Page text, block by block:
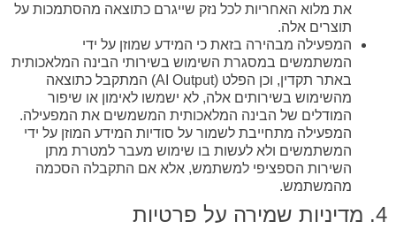
את מלוא האחריות לכל נזק שייגרם כתוצאה מהסתמכות על
תוצרים אלה.
המפעילה מבהירה בזאת כי המידע שמוזן על ידי
המשתמשים במסגרת השימוש בשירותי הבינה המלאכותית
באתר תקדין, וכן הפלט (AI Output) המתקבל כתוצאה
מהשימוש בשירותים אלה, לא ישמשו לאימון או שיפור
המודלים של הבינה המלאכותית המשמשים את המפעילה.
המפעילה מתחייבת לשמור על סודיות המידע המוזן על ידי
המשתמשים ולא לעשות בו שימוש מעבר למטרת מתן
השירות הספציפי למשתמש, אלא אם התקבלה הסכמה
מהמשתמש.
4. מדיניות שמירה על פרטיות